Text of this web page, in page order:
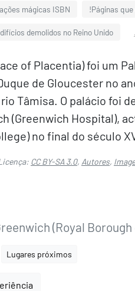
mágicas ISBN !Páginas
demolidos no Reino Unido
of Placentia) foi um
de Gloucester no
Tâmisa. O palácio foi
(Greenwich Hospital),
no final do século
CC BY-SA 3.0, Autores,
(Royal
Lugares próximos